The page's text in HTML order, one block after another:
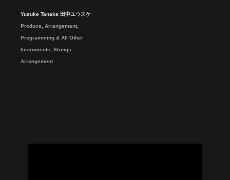
Yusuke Tanaka 田中ユウスケ
Produce, Arrangement,
Programming & All Other
Instruments, Strings
Arrangement